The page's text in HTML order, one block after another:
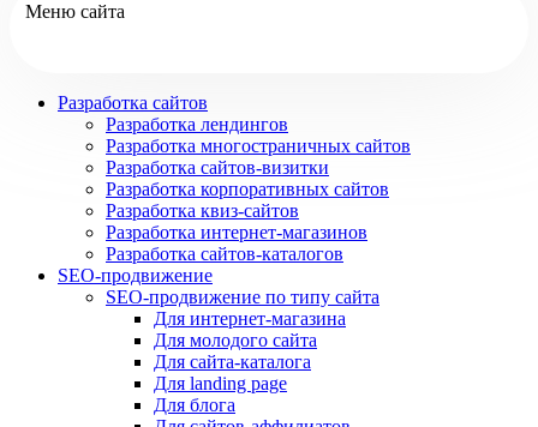
Меню сайта
Разработка сайтов
Разработка лендингов
Разработка многостраничных сайтов
Разработка сайтов-визитки
Разработка корпоративных сайтов
Разработка квиз-сайтов
Разработка интернет-магазинов
Разработка сайтов-каталогов
SEO-продвижение
SEO-продвижение по типу сайта
Для интернет-магазина
Для молодого сайта
Для сайта-каталога
Для landing page
Для блога